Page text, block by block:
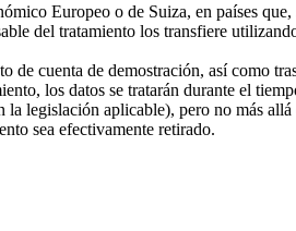
Europeo o de Suiza, en países
del tratamiento los transfiere
de cuenta de demostración, así como
los datos se tratarán durante el
legislación aplicable), pero no más
sea efectivamente retirado.